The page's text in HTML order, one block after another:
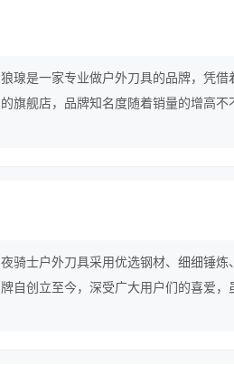
狼瑔是一家专业做户外刀具的品牌，凭
的旗舰店，品牌知名度随着销量的增高
夜骑士户外刀具采用优选钢材、细细锤
牌自创立至今，深受广大用户们的喜爱